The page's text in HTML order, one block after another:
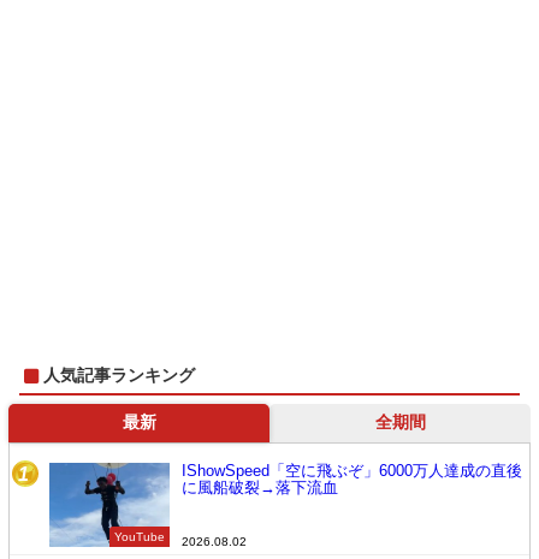
人気記事ランキング
最新 全期間
1
YouTube
IShowSpeed「空に飛ぶぞ」6000万人達成の直後
に風船破裂→落下流血
2026.08.02